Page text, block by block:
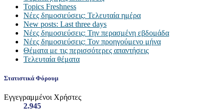
Topics Freshness
Νέες δημοσιεύσεις: Τελευταία ημέρα
New posts: Last three days
Νέες δημοσιεύσεις: Την περασμένη εβδομάδα
Νέες δημοσιεύσεις: Τον προηγούμενο μήνα
Θέματα με τις περισσότερες απαντήσεις
Τελευταία θέματα
Στατιστικά Φόρουμ
Εγγεγραμμένοι Χρήστες
2.945